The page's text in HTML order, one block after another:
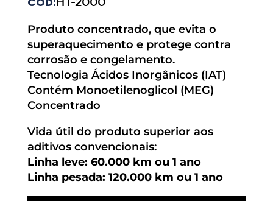
Produto concentrado, que evita o
superaquecimento e protege contra
corrosão e congelamento.
Tecnologia Ácidos Inorgânicos (IAT)
Contém Monoetilenoglicol (MEG)
Concentrado
Vida útil do produto superior aos
aditivos convencionais:
Linha leve: 60.000 km ou 1 ano
Linha pesada: 120.000 km ou 1 ano